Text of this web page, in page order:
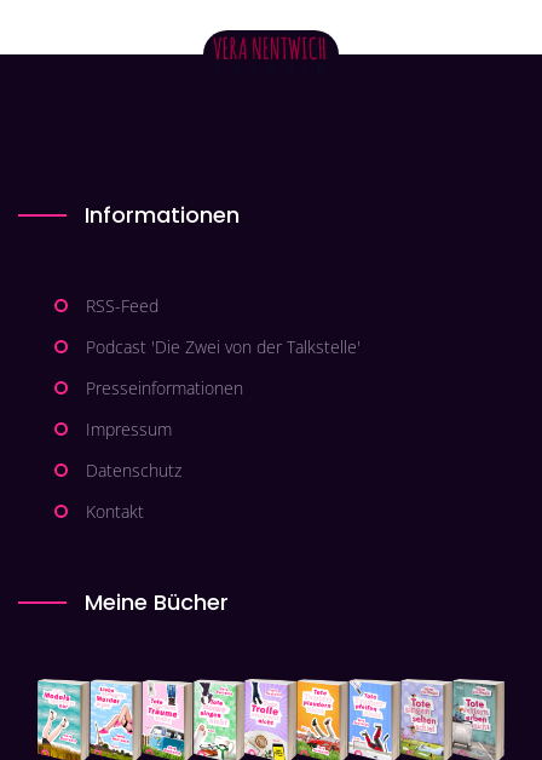
Informationen
RSS-Feed
Podcast 'Die Zwei von der Talkstelle'
Presseinformationen
Impressum
Datenschutz
Kontakt
Meine Bücher